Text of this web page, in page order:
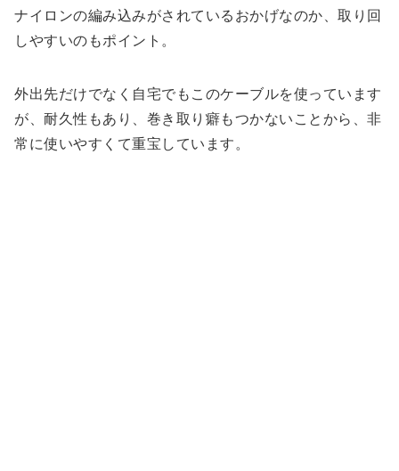
ナイロンの編み込みがされているおかげなのか、取り回
しやすいのもポイント。
外出先だけでなく自宅でもこのケーブルを使っています
が、耐久性もあり、巻き取り癖もつかないことから、非
常に使いやすくて重宝しています。